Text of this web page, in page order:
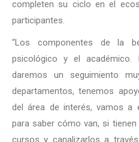
completen su ciclo en el
participantes.
“Los componentes de la
psicológico y el
daremos un seguimiento
departamentos, tenemos
del área de interés, vamos a
para saber cómo van, si
cursos y canalizarlos a